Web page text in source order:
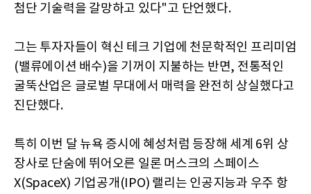
첨단 기술력을 갈망하고 있다"고 단언했다.
그는 투자자들이 혁신 테크 기업에 천문학적인 프리미엄
(밸류에이션 배수)을 기꺼이 지불하는 반면, 전통적인
굴뚝산업은 글로벌 무대에서 매력을 완전히 상실했다고
진단했다.
특히 이번 달 뉴욕 증시에 혜성처럼 등장해 세계 6위 상
장사로 단숨에 뛰어오른 일론 머스크의 스페이스
X(SpaceX) 기업공개(IPO) 랠리는 인공지능과 우주 항